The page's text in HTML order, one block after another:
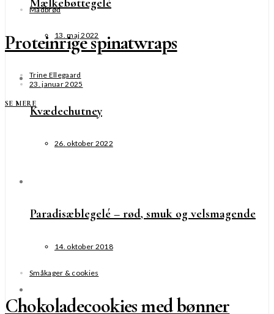
Mælkebøttegelé
13. maj 2022
Kvædechutney
26. oktober 2022
Paradisæblegelé – rød, smuk og velsmagende
14. oktober 2018
Madbrød
Proteinrige spinatwraps
Trine Ellegaard
23. januar 2025
SE MERE
Småkager & cookies
Chokoladecookies med bønner